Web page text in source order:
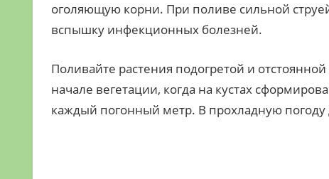
оголяющую корни. При поливе сильной
вспышку инфекционных болезней.
Поливайте растения подогретой и
начале вегетации, когда на кустах
каждый погонный метр. В прохладную погоду